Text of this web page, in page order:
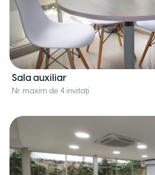
Sala auxiliar
Nr. maxim de 4 invitați